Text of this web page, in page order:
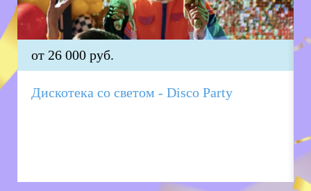
от 26 000 руб.
Дискотека со светом - Disco Party